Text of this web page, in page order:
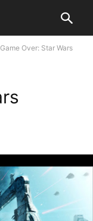
Game Over: Star Wars